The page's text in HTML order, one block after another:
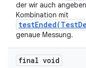
der wir auch
Kombination mit
genaue Messung.
final void